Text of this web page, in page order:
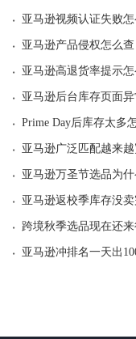
· 亚马逊视频认证失败
· 亚马逊产品侵权怎么
· 亚马逊高退货率提示
· 亚马逊后台库存页面
· Prime Day后库存太多
· 亚马逊广泛匹配越来
· 亚马逊万圣节选品为
· 亚马逊返校季库存没
· 跨境秋季选品现在还
· 亚马逊冲排名一天出